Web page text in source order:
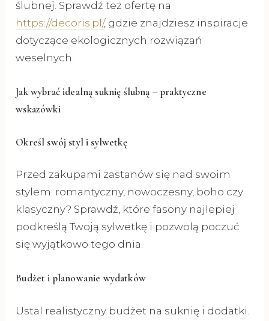
ślubnej. Sprawdź też ofertę na
https://decoris.pl/, gdzie znajdziesz inspiracje
dotyczące ekologicznych rozwiązań
weselnych.
Jak wybrać idealną suknię ślubną – praktyczne
wskazówki
Określ swój styl i sylwetkę
Przed zakupami zastanów się nad swoim
stylem: romantyczny, nowoczesny, boho czy
klasyczny? Sprawdź, które fasony najlepiej
podkreślą Twoją sylwetkę i pozwolą poczuć
się wyjątkowo tego dnia.
Budżet i planowanie wydatków
Ustal realistyczny budżet na suknię i dodatki.